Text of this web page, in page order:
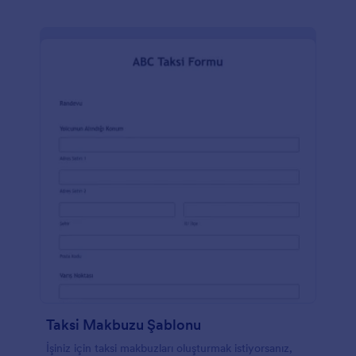
almanıza olanak tanır ve müşterilerinize PayPal
yöntemi sunar. Jotform'un sürükle-bırak arayüzü ile
logonuzu ekleyerek, yazı tipleri ile renkleri
kullanarak bu form şablonunu işletmenize uygun
Taksi Makbuzu Şablonu
İşiniz için taksi makbuzları oluşturmak istiyorsanız,